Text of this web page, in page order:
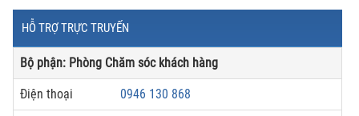
HỖ TRỢ TRỰC TRUYẾN
Bộ phận: Phòng Chăm sóc khách hàng
Điện thoại 0946 130 868